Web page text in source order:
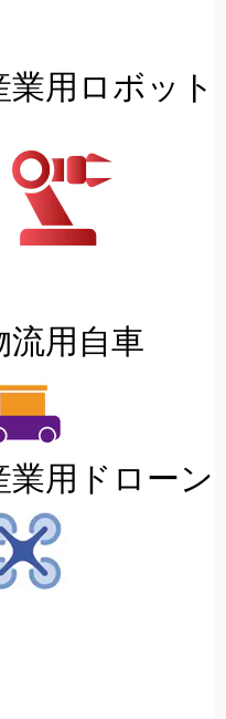
業用ロボット
流用自車
業用ドローン